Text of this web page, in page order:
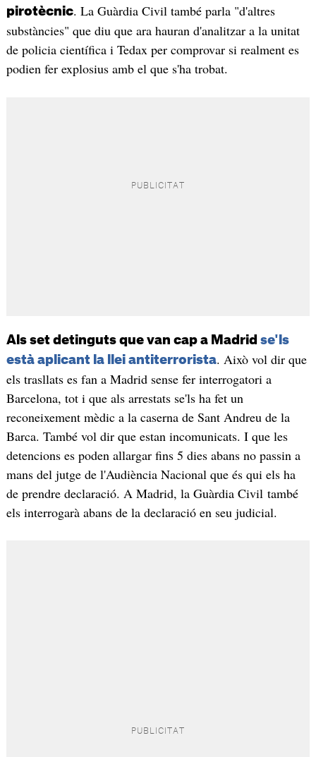
pirotècnic. La Guàrdia Civil també parla "d'altres
substàncies" que diu que ara hauran d'analitzar a la unitat
de policia científica i Tedax per comprovar si realment es
podien fer explosius amb el que s'ha trobat.
Als set detinguts que van cap a Madrid se'ls
està aplicant la llei antiterrorista. Això vol dir que
els trasllats es fan a Madrid sense fer interrogatori a
Barcelona, tot i que als arrestats se'ls ha fet un
reconeixement mèdic a la caserna de Sant Andreu de la
Barca. També vol dir que estan incomunicats. I que les
detencions es poden allargar fins 5 dies abans no passin a
mans del jutge de l'Audiència Nacional que és qui els ha
de prendre declaració. A Madrid, la Guàrdia Civil també
els interrogarà abans de la declaració en seu judicial.